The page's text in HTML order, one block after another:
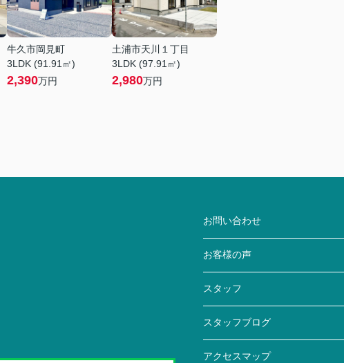
牛久市岡見町
3LDK (91.91㎡)
2,390万円
土浦市天川１丁目
3LDK (97.91㎡)
2,980万円
お問い合わせ
お客様の声
スタッフ
スタッフブログ
アクセスマップ